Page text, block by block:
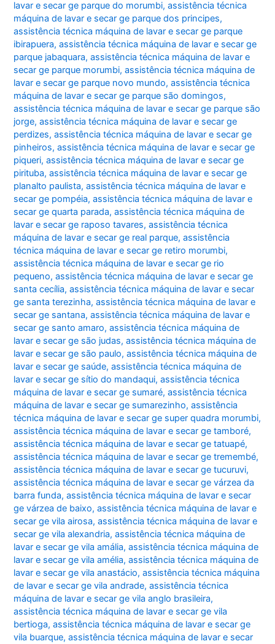
lavar e secar ge parque do morumbi,assistência técnica
máquina de lavar e secar ge parque dos principes,
assistência técnica máquina de lavar e secar ge parque
ibirapuera,assistência técnica máquina de lavar e secar ge
parque jabaquara,assistência técnica máquina de lavar e
secar ge parque morumbi,assistência técnica máquina de
lavar e secar ge parque novo mundo,assistência técnica
máquina de lavar e secar ge parque são domingos,
assistência técnica máquina de lavar e secar ge parque são
jorge,assistência técnica máquina de lavar e secar ge
perdizes,assistência técnica máquina de lavar e secar ge
pinheiros,assistência técnica máquina de lavar e secar ge
piqueri,assistência técnica máquina de lavar e secar ge
pirituba,assistência técnica máquina de lavar e secar ge
planalto paulista,assistência técnica máquina de lavar e
secar ge pompéia,assistência técnica máquina de lavar e
secar ge quarta parada,assistência técnica máquina de
lavar e secar ge raposo tavares,assistência técnica
máquina de lavar e secar ge real parque,assistência
técnica máquina de lavar e secar ge retiro morumbi,
assistência técnica máquina de lavar e secar ge rio
pequeno,assistência técnica máquina de lavar e secar ge
santa cecília,assistência técnica máquina de lavar e secar
ge santa terezinha,assistência técnica máquina de lavar e
secar ge santana,assistência técnica máquina de lavar e
secar ge santo amaro,assistência técnica máquina de
lavar e secar ge são judas,assistência técnica máquina de
lavar e secar ge são paulo,assistência técnica máquina de
lavar e secar ge saúde,assistência técnica máquina de
lavar e secar ge sítio do mandaqui,assistência técnica
máquina de lavar e secar ge sumaré,assistência técnica
máquina de lavar e secar ge sumarezinho,assistência
técnica máquina de lavar e secar ge super quadra morumbi,
assistência técnica máquina de lavar e secar ge tamboré,
assistência técnica máquina de lavar e secar ge tatuapé,
assistência técnica máquina de lavar e secar ge tremembé,
assistência técnica máquina de lavar e secar ge tucuruvi,
assistência técnica máquina de lavar e secar ge várzea da
barra funda,assistência técnica máquina de lavar e secar
ge várzea de baixo,assistência técnica máquina de lavar e
secar ge vila airosa,assistência técnica máquina de lavar e
secar ge vila alexandria,assistência técnica máquina de
lavar e secar ge vila amália,assistência técnica máquina de
lavar e secar ge vila amélia,assistência técnica máquina de
lavar e secar ge vila anastácio,assistência técnica máquina
de lavar e secar ge vila andrade,assistência técnica
máquina de lavar e secar ge vila anglo brasileira,
assistência técnica máquina de lavar e secar ge vila
bertioga,assistência técnica máquina de lavar e secar ge
vila buarque,assistência técnica máquina de lavar e secar